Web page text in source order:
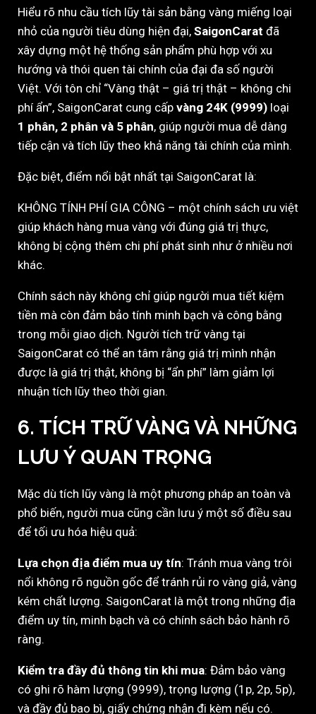
Hiểu rõ nhu cầu tích lũy tài sản bằng vàng miếng loại
nhỏ của người tiêu dùng hiện đại, SaigonCarat đã
xây dựng một hệ thống sản phẩm phù hợp với xu
hướng và thói quen tài chính của đại đa số người
Việt. Với tôn chỉ “Vàng thật – giá trị thật – không chi
phí ẩn”, SaigonCarat cung cấp vàng 24K (9999) loại
1 phân, 2 phân và 5 phân, giúp người mua dễ dàng
tiếp cận và tích lũy theo khả năng tài chính của mình.
Đặc biệt, điểm nổi bật nhất tại SaigonCarat là:
KHÔNG TÍNH PHÍ GIA CÔNG – một chính sách ưu việt
giúp khách hàng mua vàng với đúng giá trị thực,
không bị cộng thêm chi phí phát sinh như ở nhiều nơi
khác.
Chính sách này không chỉ giúp người mua tiết kiệm
tiền mà còn đảm bảo tính minh bạch và công bằng
trong mỗi giao dịch. Người tích trữ vàng tại
SaigonCarat có thể an tâm rằng giá trị mình nhận
được là giá trị thật, không bị “ẩn phí” làm giảm lợi
nhuận tích lũy theo thời gian.
6. TÍCH TRỮ VÀNG VÀ NHỮNG
LƯU Ý QUAN TRỌNG
Mặc dù tích lũy vàng là một phương pháp an toàn và
phổ biến, người mua cũng cần lưu ý một số điều sau
để tối ưu hóa hiệu quả:
Lựa chọn địa điểm mua uy tín: Tránh mua vàng trôi
nổi không rõ nguồn gốc để tránh rủi ro vàng giả, vàng
kém chất lượng. SaigonCarat là một trong những địa
điểm uy tín, minh bạch và có chính sách bảo hành rõ
ràng.
Kiểm tra đầy đủ thông tin khi mua: Đảm bảo vàng
có ghi rõ hàm lượng (9999), trọng lượng (1p, 2p, 5p),
và đầy đủ bao bì, giấy chứng nhận đi kèm nếu có.